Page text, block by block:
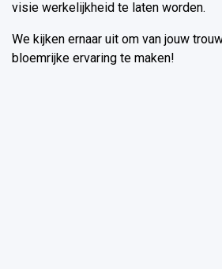
visie werkelijkheid te laten worden.
We kijken ernaar uit om van jouw
bloemrijke ervaring te maken!